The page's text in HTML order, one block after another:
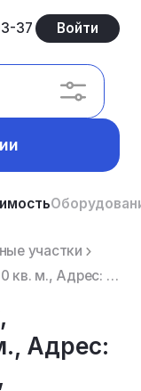
37 Войти
участки
Земельный участок, площадью 600 кв. м., Адрес: Красноярский край, Емельяновский муниципальный район,...
Адрес: